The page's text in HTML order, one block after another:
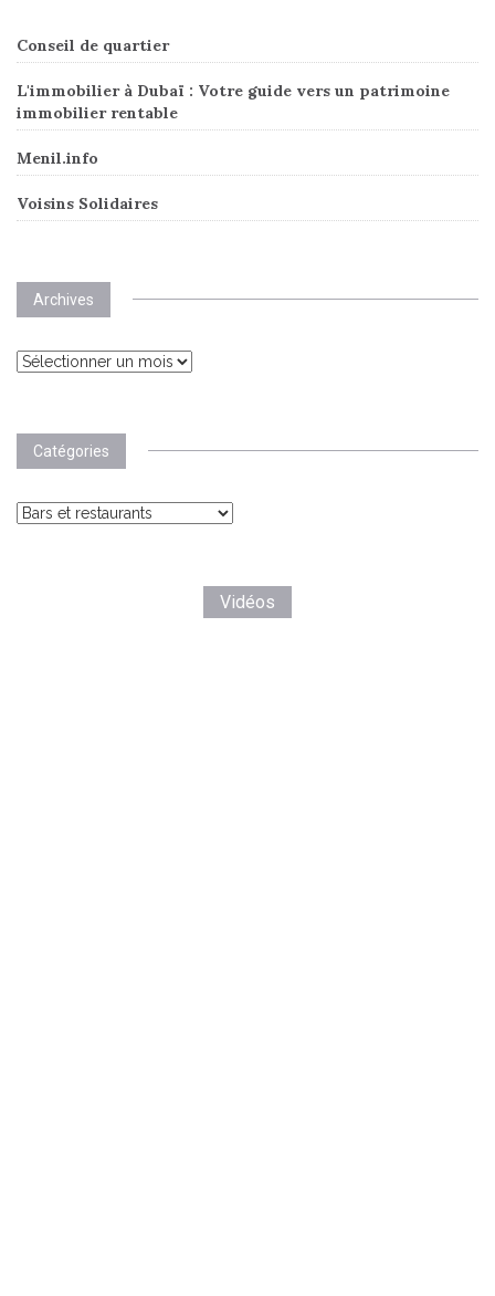
Conseil de quartier
L'immobilier à Dubaï : Votre guide vers un patrimoine
immobilier rentable
Menil.info
Voisins Solidaires
Archives
Archives
Catégories
Catégories
Vidéos